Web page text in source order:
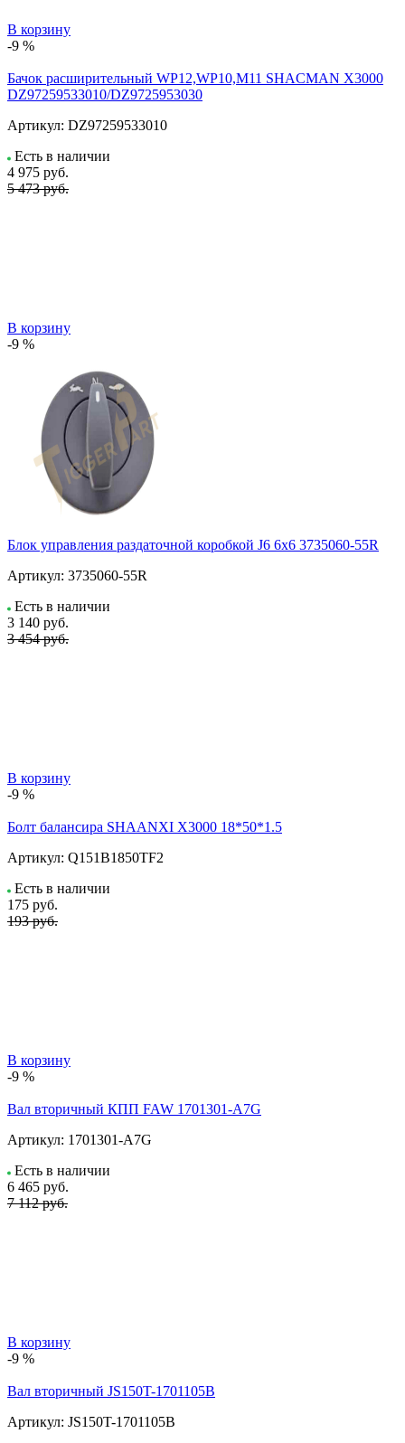
В корзину
-9 %
Бачок расширительный WP12,WP10,M11 SHACMAN X3000
DZ97259533010/DZ9725953030
Артикул: DZ97259533010
Есть в наличии
4 975 руб.
5 473 руб.
В корзину
-9 %
Блок управления раздаточной коробкой J6 6x6 3735060-55R
Артикул: 3735060-55R
Есть в наличии
3 140 руб.
3 454 руб.
В корзину
-9 %
Болт балансира SHAANXI Х3000 18*50*1.5
Артикул: Q151B1850TF2
Есть в наличии
175 руб.
193 руб.
В корзину
-9 %
Вал вторичный КПП FAW 1701301-A7G
Артикул: 1701301-A7G
Есть в наличии
6 465 руб.
7 112 руб.
В корзину
-9 %
Вал вторичный JS150T-1701105B
Артикул: JS150T-1701105B